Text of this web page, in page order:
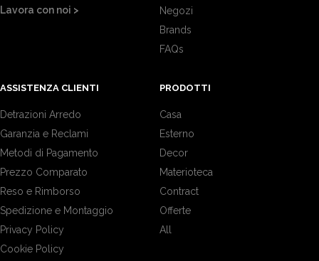
Lavora con noi >
Negozi
Brands
FAQs
ASSISTENZA CLIENTI
Detrazioni Arredo
Garanzia e Reclami
Metodi di Pagamento
Prezzo Comparato
Reso e Rimborso
Spedizione e Montaggio
Privacy Policy
Cookie Policy
PRODOTTI
Casa
Esterno
Decor
Materioteca
Contract
Offerte
All